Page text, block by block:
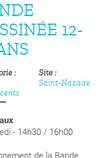
12-
Site
Saint-Nazaire
- 14h30 / 16h00
de la Bande